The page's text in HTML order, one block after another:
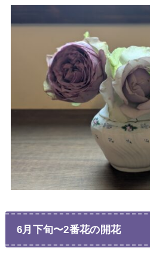
6月下旬〜2番花の開花